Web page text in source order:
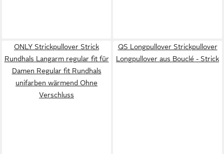
ONLY Strickpullover Strick
Rundhals Langarm regular fit für
Damen Regular fit Rundhals
unifarben wärmend Ohne
Verschluss
QS Longpullover Strickpullover
Longpullover aus Bouclé - Strick